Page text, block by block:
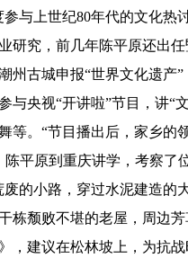
参与上世纪80年代的文化热
研究，前几年陈平原还出
州古城申报“世界文化遗产
与央视“开讲啦”节目，讲“
等。“节目播出后，家乡的
陈平原到重庆讲学，考察了
废的小路，穿过水泥建造的
栋颓败不堪的老屋，周边
，建议在松林坡上，为抗